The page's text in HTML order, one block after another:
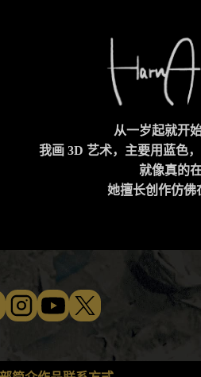
从一岁起就开
我画 3D 艺术，主要用蓝色
就像真的
她擅长创作仿佛